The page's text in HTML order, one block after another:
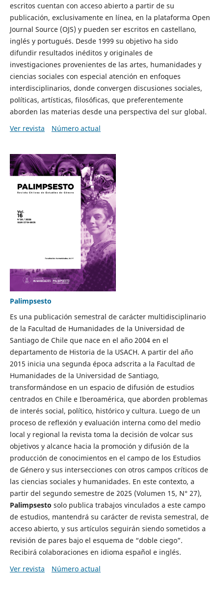
escritos cuentan con acceso abierto a partir de su
publicación, exclusivamente en línea, en la plataforma Open
Journal Source (OJS) y pueden ser escritos en castellano,
inglés y portugués. Desde 1999 su objetivo ha sido
difundir resultados inéditos y originales de
investigaciones provenientes de las artes, humanidades y
ciencias sociales con especial atención en enfoques
interdisciplinarios, donde convergen discusiones sociales,
políticas, artísticas, filosóficas, que preferentemente
aborden las materias desde una perspectiva del sur global.
Ver revista
Número actual
Palimpsesto
Es una publicación semestral de carácter multidisciplinario
de la Facultad de Humanidades de la Universidad de
Santiago de Chile que nace en el año 2004 en el
departamento de Historia de la USACH. A partir del año
2015 inicia una segunda época adscrita a la Facultad de
Humanidades de la Universidad de Santiago,
transformándose en un espacio de difusión de estudios
centrados en Chile e Iberoamérica, que aborden problemas
de interés social, político, histórico y cultura. Luego de un
proceso de reflexión y evaluación interna como del medio
local y regional la revista toma la decisión de volcar sus
objetivos y alcance hacia la promoción y difusión de la
producción de conocimientos en el campo de los Estudios
de Género y sus intersecciones con otros campos críticos de
las ciencias sociales y humanidades. En este contexto, a
partir del segundo semestre de 2025 (Volumen 15, N° 27),
Palimpsesto solo publica trabajos vinculados a este campo
de estudios, mantendrá su carácter de revista semestral, de
acceso abierto, y sus artículos seguirán siendo sometidos a
revisión de pares bajo el esquema de “doble ciego”.
Recibirá colaboraciones en idioma español e inglés.
Ver revista
Número actual